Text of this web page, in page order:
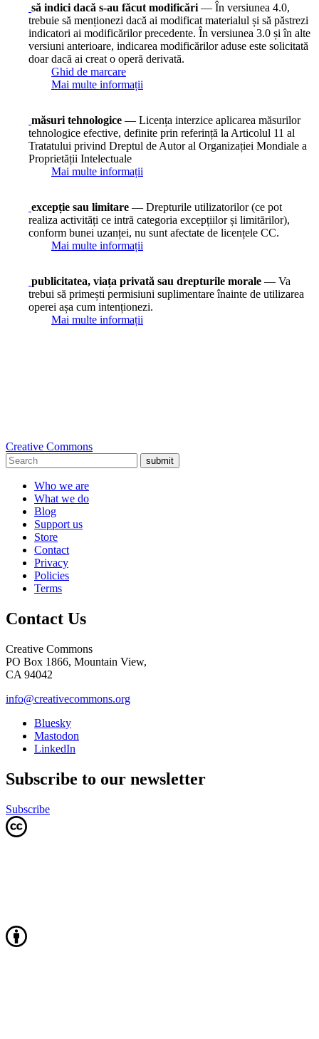
să indici dacă s-au făcut modificări — În versiunea 4.0,
trebuie să menționezi dacă ai modificat materialul și să păstrezi
indicatori ai modificărilor precedente. În versiunea 3.0 și în alte
versiuni anterioare, indicarea modificărilor aduse este solicitată
doar dacă ai creat o operă derivată.
Ghid de marcare
Mai multe informații
măsuri tehnologice — Licența interzice aplicarea măsurilor
tehnologice efective, definite prin referință la Articolul 11 al
Tratatului privind Dreptul de Autor al Organizației Mondiale a
Proprietății Intelectuale
Mai multe informații
excepție sau limitare — Drepturile utilizatorilor (ce pot
realiza activități ce intră categoria excepțiilor și limitărilor),
conform bunei uzanței, nu sunt afectate de licențele CC.
Mai multe informații
publicitatea, viața privată sau drepturile morale — Va
trebui să primești permisiuni suplimentare înainte de utilizarea
operei așa cum intenționezi.
Mai multe informații
Creative Commons
submit
Who we are
What we do
Blog
Support us
Store
Contact
Privacy
Policies
Terms
Contact Us
Creative Commons
PO Box 1866, Mountain View,
CA 94042
info@creativecommons.org
Bluesky
Mastodon
LinkedIn
Subscribe to our newsletter
Subscribe